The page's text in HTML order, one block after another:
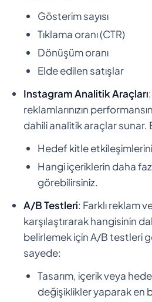
Gösterim sayısı
Tıklama oranı (CTR)
Dönüşüm oranı
Elde edilen satışlar
Instagram Analitik Araçları
reklamlarınızın
dahili analitik araçlar sunar.
Hedef kitle
Hangi içeriklerin daha
görebilirsiniz.
A/B Testleri: Farklı reklam
karşılaştırarak hangisinin
belirlemek için A/B testleri
sayede:
Tasarım, içerik veya
değişiklikler yaparak en